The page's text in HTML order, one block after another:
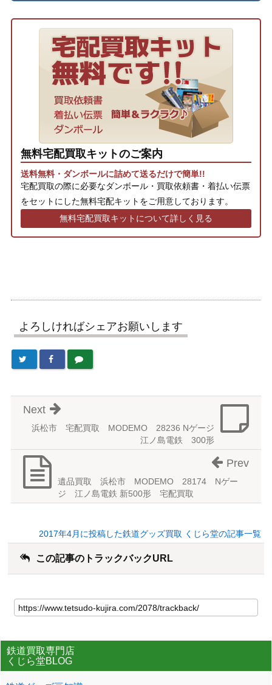
無料宅配買取キットのご案内
送料無料・ダンボールに詰めて送るだけで簡単!!
宅配買取の際に必要なダンボール・買取依頼書・着払い伝票
をセットにした無料宅配キットをご用意しております。
無料宅配買取キットについて詳しく見る
よろしければシェアお願いします
浜松市 宅配買取 MODEMO 28236 Nゲージ
江ノ島電鉄 300形
Next
遺品買取 浜松市 MODEMO 28174 Nゲー
ジ 江ノ島電鉄 新500形 宅配買取
Prev
2017年4月に投稿した鉄道グッズ買取 くじら堂の記事一覧
この記事のトラックバックURL
鉄道買取専門店
くじら堂BLOG